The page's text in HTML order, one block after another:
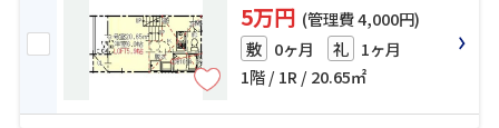
5万円 (管理費 4,000円)
敷 0ヶ月 礼 1ヶ月
1階 / 1R / 20.65㎡